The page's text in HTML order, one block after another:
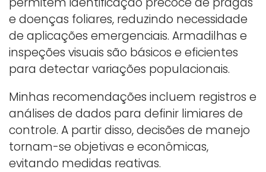
e doenças foliares, reduzindo necessidade
de aplicações emergenciais. Armadilhas e
inspeções visuais são básicos e eficientes
para detectar variações populacionais.
Minhas recomendações incluem registros e
análises de dados para definir limiares de
controle. A partir disso, decisões de manejo
tornam-se objetivas e econômicas,
evitando medidas reativas.